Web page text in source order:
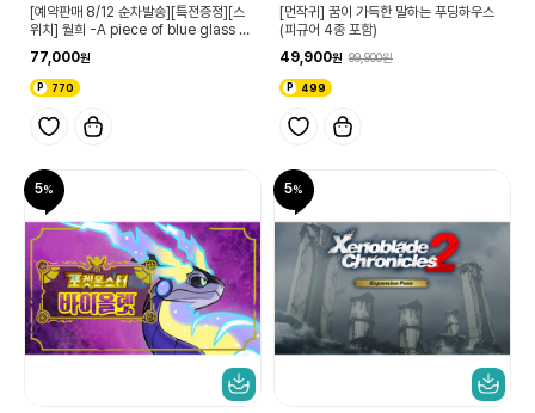
[예약판매 8/12 순차발송][특전증정][스
위치] 월희 -A piece of blue glass m
77,000
770
[먼작귀] 꿈이 가득한 말하는 푸딩하우스
(피규어 4종 포함)
49,900
99,900
499
5 5